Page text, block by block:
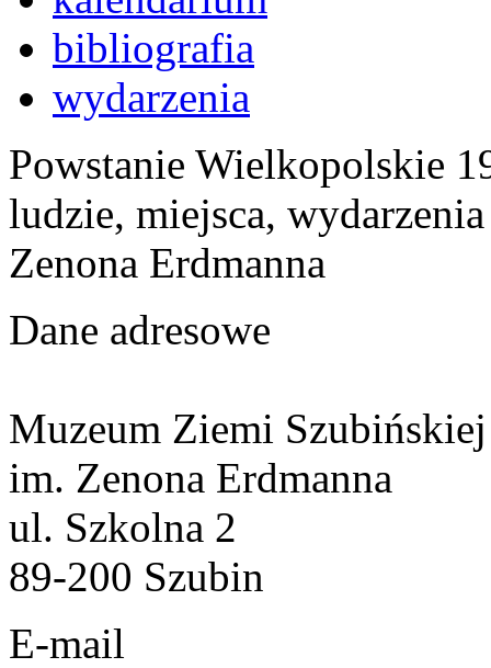
bibliografia
wydarzenia
Powstanie Wielkopolskie
ludzie, miejsca,
Zenona Erdmanna
Dane adresowe
Muzeum Ziemi Szubińskiej
im. Zenona Erdmanna
ul. Szkolna 2
89-200 Szubin
E-mail